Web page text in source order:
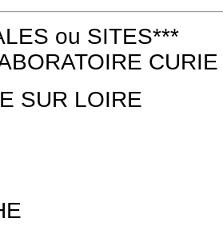
ou SITES***
CURIE
SUR LOIRE